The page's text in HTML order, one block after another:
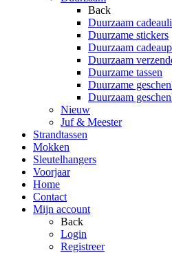
Back
Duurzaam
Duurzame stickers
Duurzaam
Duurzaam
Duurzame tassen
Duurzame
Duurzaam
Nieuw
Juf & Meester
Strandtassen
Mokken
Sleutelhangers
Voorjaar
Home
Contact
Mijn account
Back
Login
Registreer